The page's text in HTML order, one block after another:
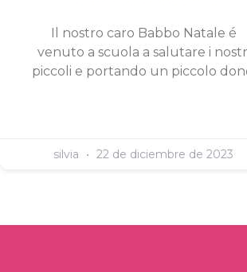
Il nostro caro Babbo Natale é
venuto a scuola a salutare i
piccoli e portando un piccolo
silvia 22 de diciembre de 2023